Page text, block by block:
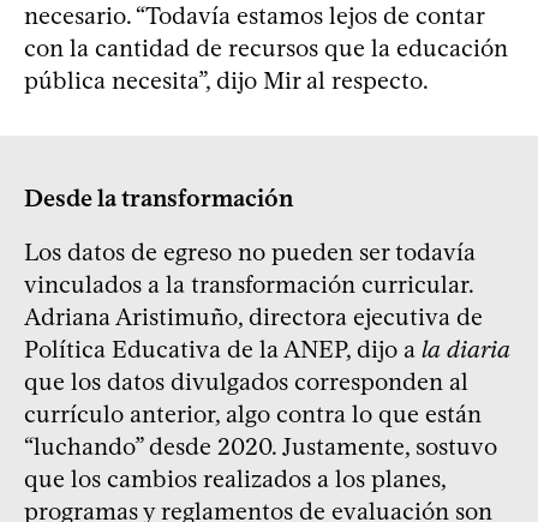
necesario. “Todavía estamos lejos de contar
con la cantidad de recursos que la educación
pública necesita”, dijo Mir al respecto.
Desde la transformación
Los datos de egreso no pueden ser todavía
vinculados a la transformación curricular.
Adriana Aristimuño, directora ejecutiva de
Política Educativa de la ANEP, dijo a la diaria
que los datos divulgados corresponden al
currículo anterior, algo contra lo que están
“luchando” desde 2020. Justamente, sostuvo
que los cambios realizados a los planes,
programas y reglamentos de evaluación son